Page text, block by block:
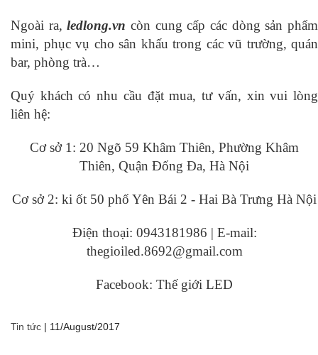
Ngoài ra,ledlong.vn còn cung cấp các dòng sản phẩm
mini, phục vụ cho sân khấu trong các vũ trường, quán
bar, phòng trà…
Quý khách có nhu cầu đặt mua, tư vấn, xin vui lòng
liên hệ:
Cơ sở 1: 20 Ngõ 59 Khâm Thiên, Phường Khâm
Thiên, Quận Đống Đa, Hà Nội
Cơ sở 2: ki ốt 50 phố Yên Bái 2 - Hai Bà Trưng Hà Nội
Điện thoại: 0943181986 | E-mail:
thegioiled.8692@gmail.com
Facebook: Thế giới LED
Tin tức | 11/August/2017